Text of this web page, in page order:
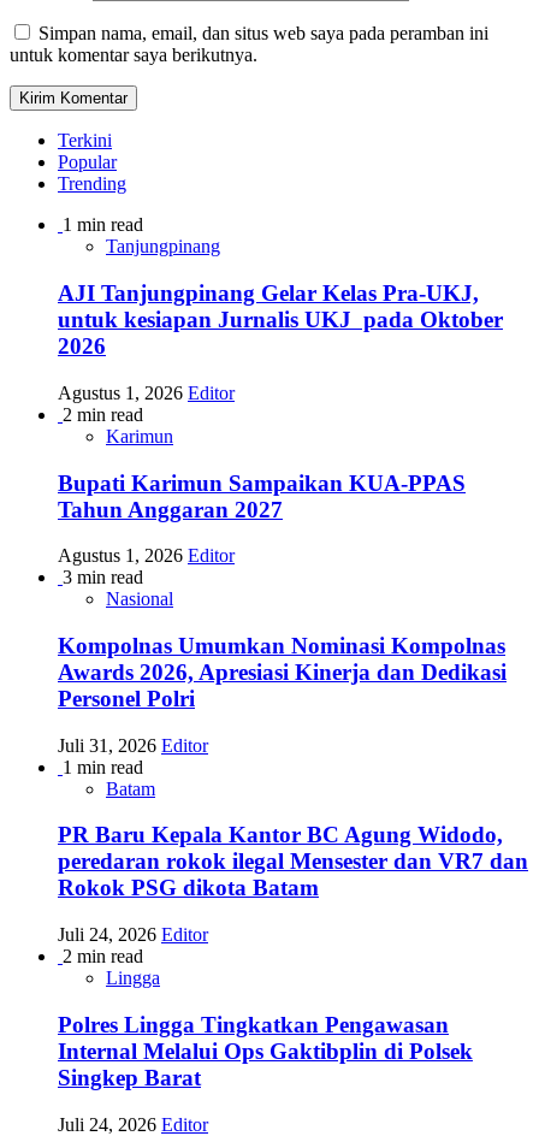
Simpan nama, email, dan situs web saya pada peramban ini
untuk komentar saya berikutnya.
Terkini
Popular
Trending
1 min read
Tanjungpinang
AJI Tanjungpinang Gelar Kelas Pra-UKJ,
untuk kesiapan Jurnalis UKJ pada Oktober
2026
Agustus 1, 2026 Editor
2 min read
Karimun
Bupati Karimun Sampaikan KUA-PPAS
Tahun Anggaran 2027
Agustus 1, 2026 Editor
3 min read
Nasional
Kompolnas Umumkan Nominasi Kompolnas
Awards 2026, Apresiasi Kinerja dan Dedikasi
Personel Polri
Juli 31, 2026 Editor
1 min read
Batam
PR Baru Kepala Kantor BC Agung Widodo,
peredaran rokok ilegal Mensester dan VR7 dan
Rokok PSG dikota Batam
Juli 24, 2026 Editor
2 min read
Lingga
Polres Lingga Tingkatkan Pengawasan
Internal Melalui Ops Gaktibplin di Polsek
Singkep Barat
Juli 24, 2026 Editor